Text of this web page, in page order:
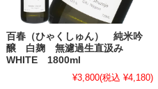
百春（ひゃくしゅん） 純米吟
醸 白麹 無濾過生直汲み
WHITE 1800ml
¥3,800(税込 ¥4,180)